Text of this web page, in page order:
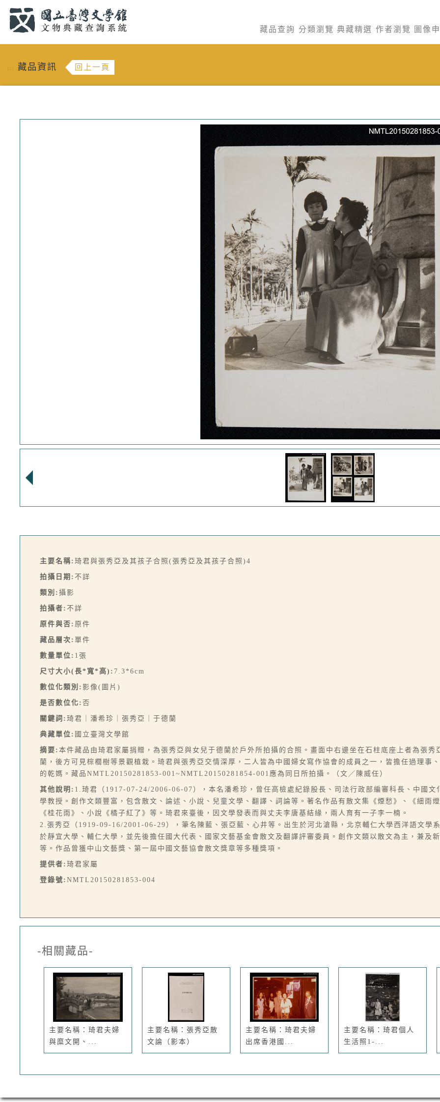
藏品查詢 分類瀏覽 典藏精選 作者瀏覽 圖像
::: 藏品資訊 回上一頁
主要名稱: 琦君與張秀亞及其孩子合照(張秀亞及其孩子合照)4
拍攝日期: 不詳
類別: 攝影
拍攝者: 不詳
原件與否: 原件
藏品層次: 單件
數量單位: 1張
尺寸大小(長*寬*高): 7.3*6cm
數位化類別: 影像(圖片)
是否數位化: 否
關鍵詞: 琦君｜潘希珍｜張秀亞｜于德蘭
典藏單位: 國立臺灣文學館
摘要: 本件藏品由琦君家屬捐贈，為張秀亞與女兒于德蘭於戶外所拍攝的合照。畫面中右邊坐在石柱底座上者為張秀
蘭，後方可見棕櫚樹等景觀植栽。琦君與張秀亞交情深厚，二人皆為中國婦女寫作協會的成員之一，皆擔任過理事
的乾媽。藏品NMTL20150281853-001~NMTL20150281854-001應為同日所拍攝。（文／陳威任）
其他說明: 1.琦君（1917-07-24/2006-06-07），本名潘希珍，曾任高檢處紀錄股長、司法行政部編審科長、中國文
學教授。創作文類豐富，包含散文、論述、小說、兒童文學、翻譯、詞論等。著名作品有散文集《煙愁》、《細雨
《桂花雨》、小說《橘子紅了》等。琦君來臺後，因文學發表而與丈夫李唐基結緣，兩人育有一子李一楠。
2.張秀亞（1919-09-16/2001-06-29），筆名陳藍、張亞藍、心井等。出生於河北滄縣，北京輔仁大學西洋語文學
於靜宜大學、輔仁大學，並先後擔任國大代表、國家文藝基金會散文及翻譯評審委員。創作文類以散文為主，兼及
等。作品曾獲中山文藝獎、第一屆中國文藝協會散文獎章等多種獎項。
提供者: 琦君家屬
登錄號: NMTL20150281853-004
-相關藏品-
主要名稱：琦君夫婦
與糜文開、...
主要名稱：張秀亞散
文論（影本）
主要名稱：琦君夫婦
出席香港國...
主要名稱：琦君個人
生活照1-...